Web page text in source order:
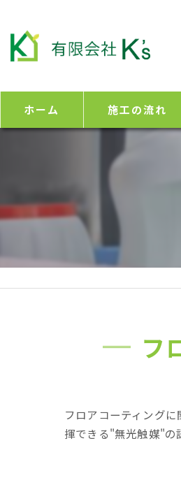
ホーム 施工の流れ
フ
フロアコーティング
揮できる"無光触媒"の